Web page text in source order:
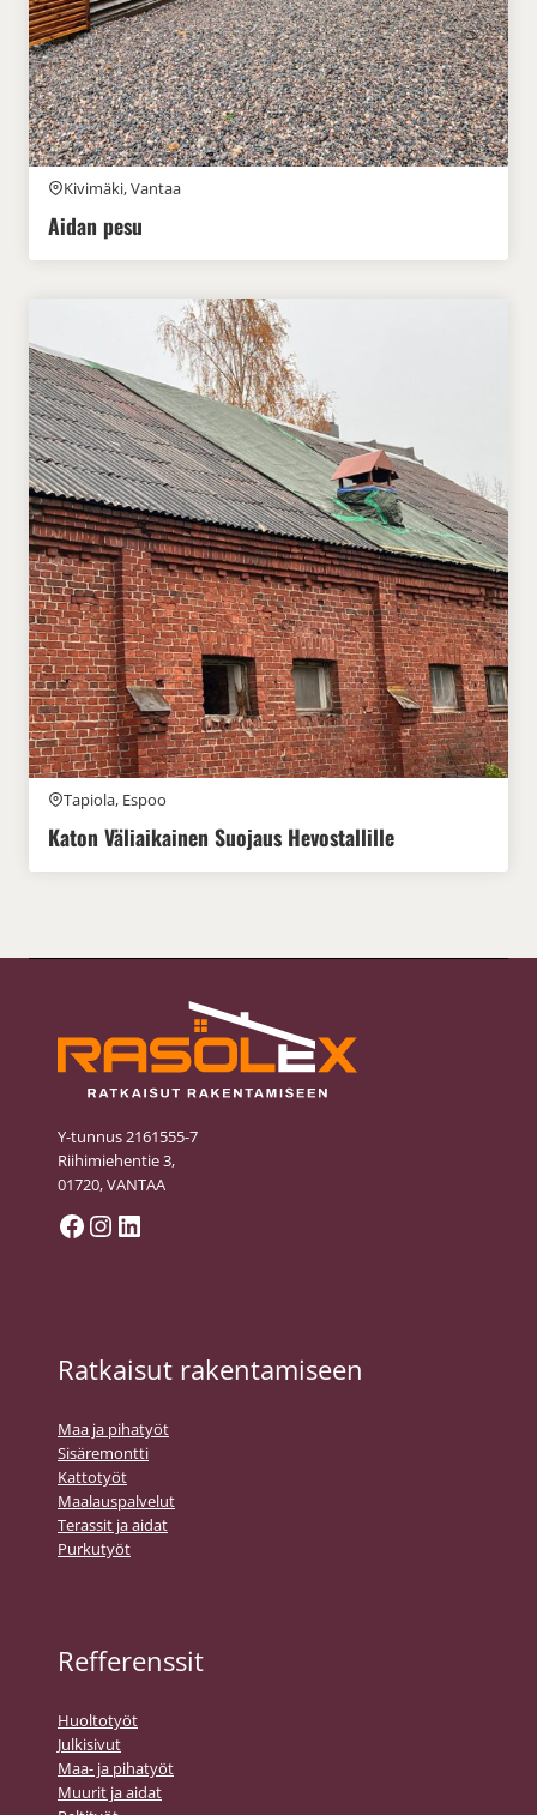
Kivimäki, Vantaa
Aidan pesu
Tapiola, Espoo
Katon Väliaikainen Suojaus Hevostallille
Y-tunnus 2161555-7
Riihimiehentie 3,
01720, VANTAA
Facebook
Instagram
LinkedIn
Ratkaisut rakentamiseen
Maa ja pihatyöt
Sisäremontti
Kattotyöt
Maalauspalvelut
Terassit ja aidat
Purkutyöt
Refferenssit
Huoltotyöt
Julkisivut
Maa- ja pihatyöt
Muurit ja aidat